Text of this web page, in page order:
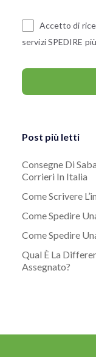
Accetto di
servizi SPEDIRE
Post più letti
Consegne Di
Corrieri In Italia
Come Scrivere
Come Spedire
Come Spedire
Qual È La
Assegnato?